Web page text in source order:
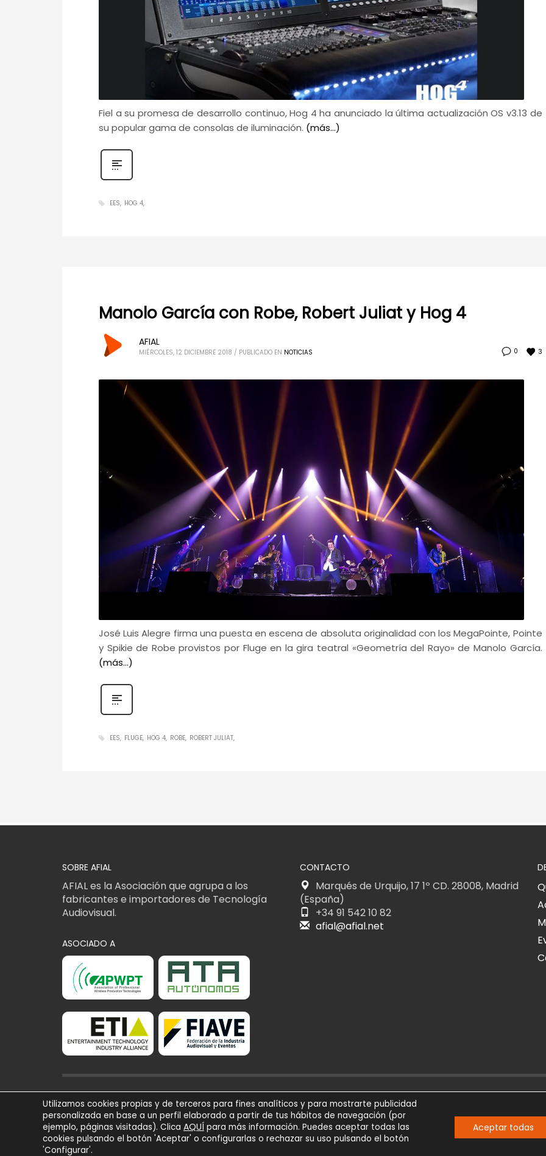
Fiel a su promesa de desarrollo continuo, Hog 4 ha anunciado la última actualización OS v3.13 de
su popular gama de consolas de iluminación. (más…)
EES HOG 4
Manolo García con Robe, Robert Juliat y Hog 4
0 3
AFIAL
MIÉRCOLES, 12 DICIEMBRE 2018 / PUBLICADO EN NOTICIAS
José Luis Alegre firma una puesta en escena de absoluta originalidad con los MegaPointe, Pointe
y Spikie de Robe provistos por Fluge en la gira teatral «Geometría del Rayo» de Manolo García.
(más…)
EES FLUGE HOG 4 ROBE ROBERT JULIAT
SOBRE AFIAL
AFIAL es la Asociación que agrupa a los
fabricantes e importadores de Tecnología
Audiovisual.
ASOCIADO A
CONTACTO
Marqués de Urquijo, 17 1º CD. 28008, Madrid
(España)
+34 91 542 10 82
afial@afial.net
SÍGUENOS
AFIAL Asociación © 2026
Todos los derechos reservados
Powered by Trígono Comunicación
Utilizamos cookies propias y de terceros para fines analíticos y para mostrarte publicidad
personalizada en base a un perfil elaborado a partir de tus hábitos de navegación (por
ejemplo, páginas visitadas). Clica AQUÍ para más información. Puedes aceptar todas las
cookies pulsando el botón 'Aceptar' o configurarlas o rechazar su uso pulsando el botón
'Configurar'.
Aceptar todas